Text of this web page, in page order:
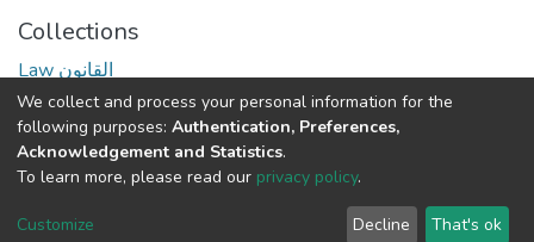
Collections
Law القانون
Full item page
Cookie
End User
Send
We collect and process your personal information for the
following purposes: Authentication, Preferences,
Acknowledgement and Statistics.
To learn more, please read our privacy policy.
Customize Decline That's ok